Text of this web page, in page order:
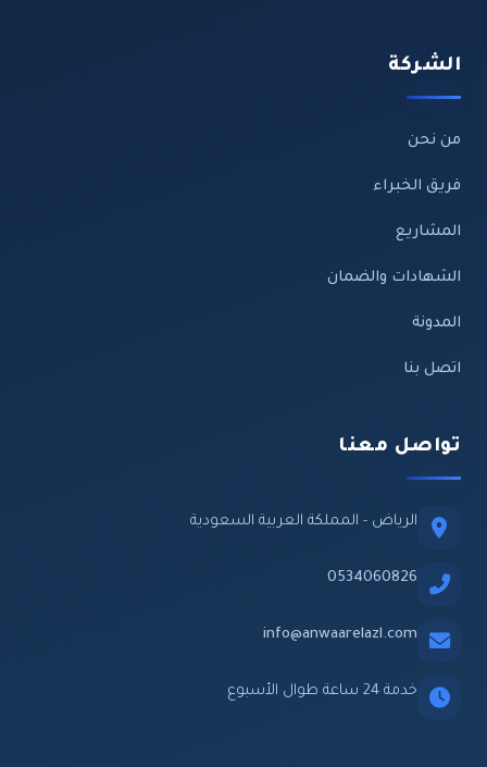
الشركة
من نحن
فريق الخبراء
المشاريع
الشهادات والضمان
المدونة
اتصل بنا
تواصل معنا
الرياض - المملكة العربية السعودية
0534060826
info@anwaarelazl.com
خدمة 24 ساعة طوال الأسبوع